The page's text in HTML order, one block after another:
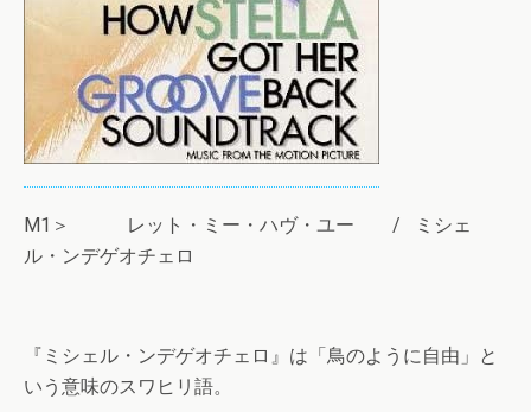
M1＞ レット・ミー・ハヴ・ユー / ミシェ
ル・ンデゲオチェロ
『ミシェル・ンデゲオチェロ』は「鳥のように自由」と
いう意味のスワヒリ語。